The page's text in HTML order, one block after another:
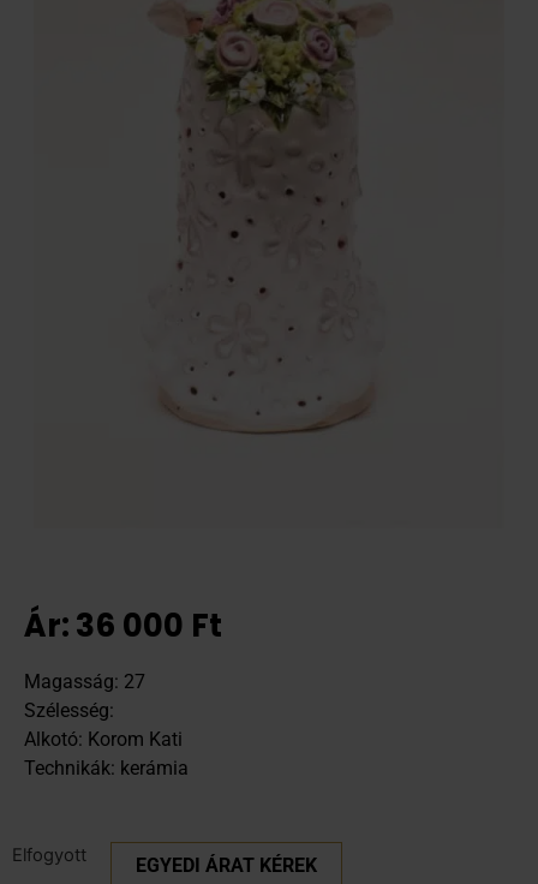
Ár:36 000 Ft
Magasság: 27
Szélesség:
Alkotó: Korom Kati
Technikák: kerámia
Elfogyott EGYEDI ÁRAT KÉREK